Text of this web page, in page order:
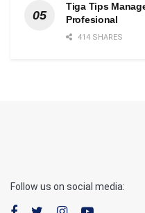
Tiga Tips
Profesional
414 SHARES
Follow us on social media: